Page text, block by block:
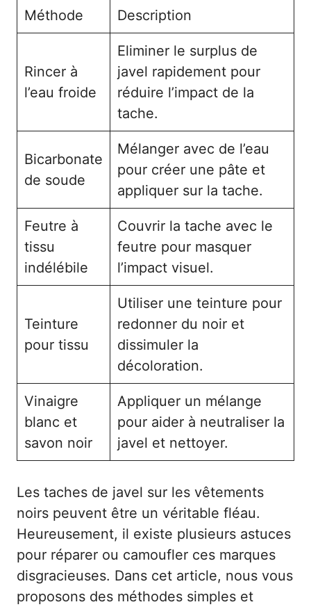
Méthode Description
Rincer à
l’eau froide
Eliminer le surplus de
javel rapidement pour
réduire l’impact de la
tache.
Bicarbonate
de soude
Mélanger avec de l’eau
pour créer une pâte et
appliquer sur la tache.
Feutre à
tissu
indélébile
Couvrir la tache avec le
feutre pour masquer
l’impact visuel.
Teinture
pour tissu
Utiliser une teinture pour
redonner du noir et
dissimuler la
décoloration.
Vinaigre
blanc et
savon noir
Appliquer un mélange
pour aider à neutraliser la
javel et nettoyer.
Les taches de javel sur les vêtements
noirs peuvent être un véritable fléau.
Heureusement, il existe plusieurs astuces
pour réparer ou camoufler ces marques
disgracieuses. Dans cet article, nous vous
proposons des méthodes simples et